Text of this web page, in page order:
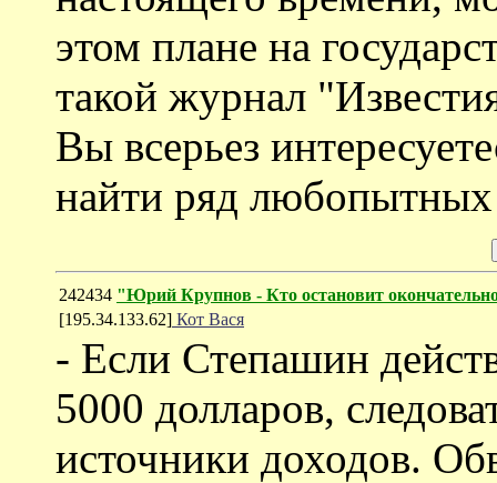
этом плане на
такой журнал
Вы всерьез
найти ряд любопытных
242434 "Юрий Крупнов - Кто остановит
[195.34.133.62] Кот Вася
- Если Степашин
5000 долларов,
источники доходов.